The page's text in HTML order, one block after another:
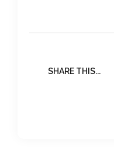
SHARE THIS...